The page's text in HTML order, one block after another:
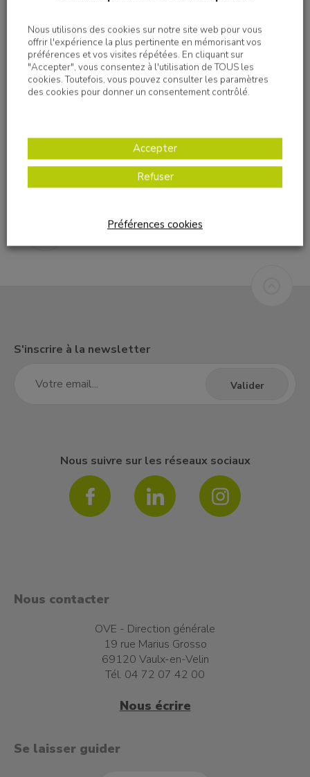
Imprimer
S'inscrire à la newsletter
Nous suivre sur les réseaux sociaux
Nous contacter
OVE - Direction générale
19 rue Marius Grosso
69120 Vaulx-en-Velin
Tél. 04 72 07 42 00
Nous écrire
Se laisser guider
Nous utilisons des cookies sur notre site web pour vous
offrir l'expérience la plus pertinente en mémorisant vos
préférences et vos visites répétées. En cliquant sur
"Accepter", vous consentez à l'utilisation de TOUS les
cookies. Toutefois, vous pouvez consulter les paramètres
des cookies pour donner un consentement contrôlé.
Accepter
Refuser
Préférences cookies